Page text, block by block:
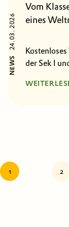
NEWS
24.03. 2026
Vom
eines
1 2